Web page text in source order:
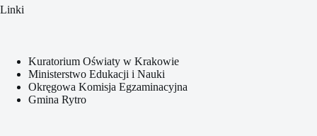
Linki
Kuratorium Oświaty w Krakowie
Ministerstwo Edukacji i Nauki
Okręgowa Komisja Egzaminacyjna
Gmina Rytro